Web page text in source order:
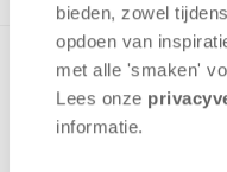
bieden, zowel
opdoen van
met alle 'smaken'
Lees onze
informatie.
Driedubbel plezier! Niet
en ook nog 24
Mouse en zijn